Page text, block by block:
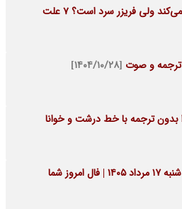
ولی فریزر سرد است؟ 7 علت
ترجمه و صوت [۱۴۰۴/۱۰/۲۸]
بدون ترجمه با خط درشت و خوانا
امروز شما